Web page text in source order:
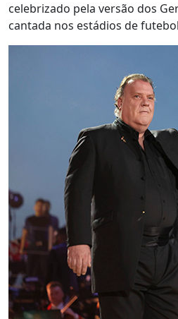
celebrizado pela versão dos
cantada nos estádios de